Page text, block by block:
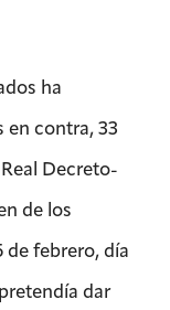
ha
en contra, 33
Decreto-
de los
de febrero, día
dar